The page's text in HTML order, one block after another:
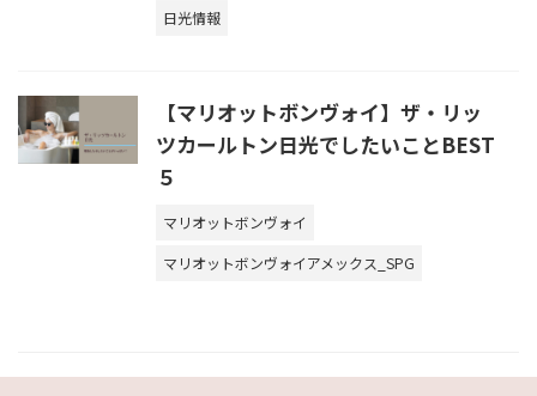
日光情報
【マリオットボンヴォイ】ザ・リッ
ツカールトン日光でしたいことBEST
５
マリオットボンヴォイ
マリオットボンヴォイアメックス_SPG